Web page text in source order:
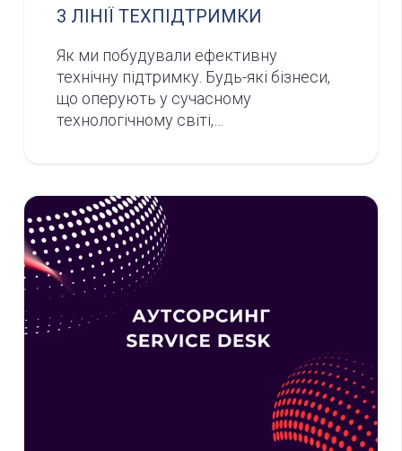
3 ЛІНІЇ ТЕХПІДТРИМКИ
Як ми побудували ефективну
технічну підтримку. Будь-які бізнеcи,
що оперують у сучасному
технологічному світі,…